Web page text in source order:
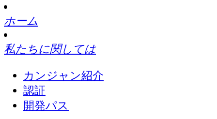
ホーム
私たちに関しては
カンジャン紹介
認証
開発パス